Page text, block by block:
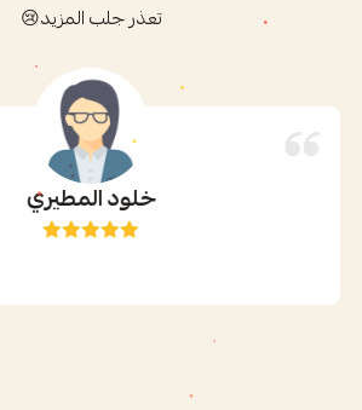
تعذر جلب المزيد😢
خلود المطيري